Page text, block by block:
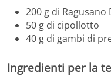
200 g di Ragusano
50 g di cipollotto
40 g di gambi di
Ingredienti per la